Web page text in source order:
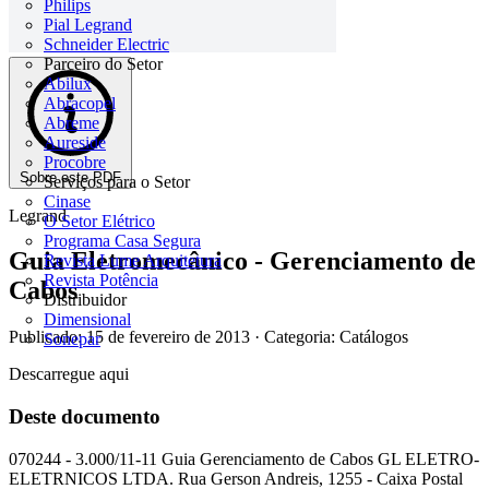
Philips
Pial Legrand
Schneider Electric
Parceiro do Setor
Abilux
Abracopel
Abreme
Aureside
Procobre
Serviços para o Setor
Cinase
O Setor Elétrico
Programa Casa Segura
Revista Lume Arquitetura
Revista Potência
Distribuidor
Dimensional
Sonepar
Sobre este PDF
Legrand
Guia Eletromecânico - Gerenciamento de
Cabos
Publicado: 15 de fevereiro de 2013 · Categoria: Catálogos
Descarregue aqui
Deste documento
070244 - 3.000/11-11 Guia Gerenciamento de Cabos GL ELETRO-
ELETRNICOS LTDA. Rua Gerson Andreis, 1255 - Caixa Postal